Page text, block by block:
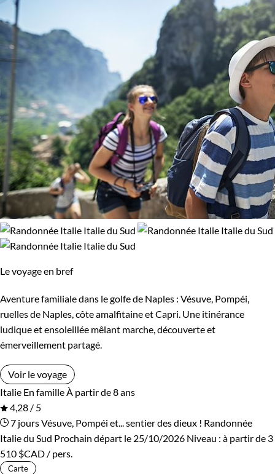
Le voyage en bref
Aventure familiale dans le golfe de Naples : Vésuve, Pompéi,
ruelles de Naples, côte amalfitaine et Capri. Une itinérance
ludique et ensoleillée mêlant marche, découverte et
émerveillement partagé.
Voir le voyage
Italie En familleÀ partir de 8 ans
4,28 / 5
7 joursVésuve, Pompéi et... sentier des dieux ! Randonnée
Italie du Sud Prochain départ le 25/10/2026 Niveau : à partir de 3
510 $CAD / pers.
Carte